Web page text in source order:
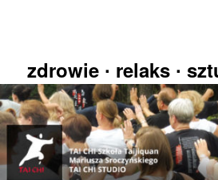
zdrowie ∙ relaks ∙